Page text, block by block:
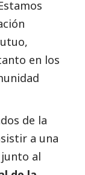
en los
de la
a una
al